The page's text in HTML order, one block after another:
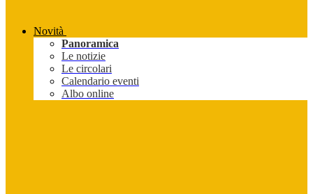
Novità
Panoramica
Le notizie
Le circolari
Calendario eventi
Albo online